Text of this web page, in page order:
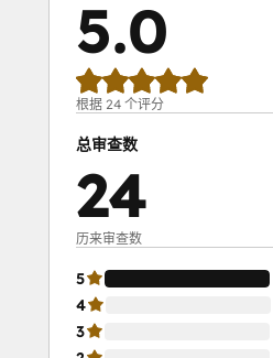
5.0
根据 24 个评分
总审查数
24
历来审查数
5
4
3